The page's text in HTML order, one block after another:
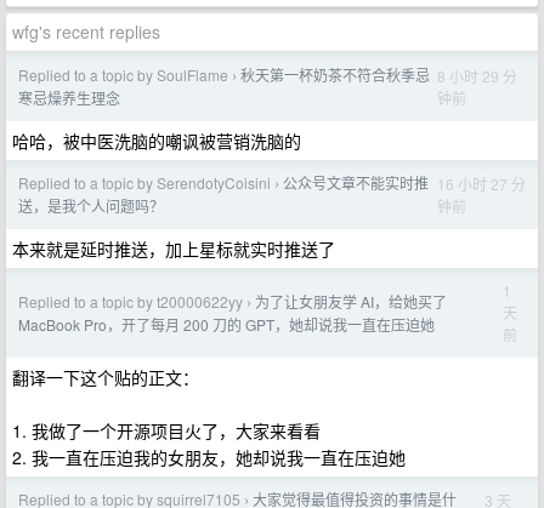
wfg's recent replies
Replied to a topic by SoulFlame › 秋天第一杯奶茶不符合秋季忌
寒忌燥养生理念
8 小时 29 分
钟前
哈哈，被中医洗脑的嘲讽被营销洗脑的
Replied to a topic by SerendotyCoisini › 公众号文章不能实时推
送，是我个人问题吗？
16 小时 27 分
钟前
本来就是延时推送，加上星标就实时推送了
Replied to a topic by t20000622yy › 为了让女朋友学 AI，给她买了
MacBook Pro，开了每月 200 刀的 GPT，她却说我一直在压迫她
1
天
前
翻译一下这个贴的正文：
1. 我做了一个开源项目火了，大家来看看
2. 我一直在压迫我的女朋友，她却说我一直在压迫她
Replied to a topic by squirrel7105 › 大家觉得最值得投资的事情是什
3 天